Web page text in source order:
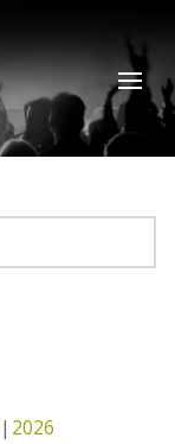
2026